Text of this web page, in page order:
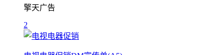
擎天广告
2